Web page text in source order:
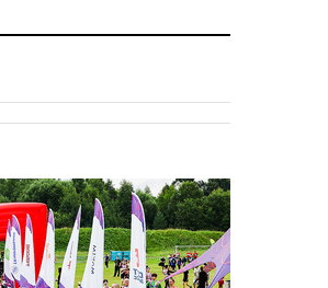
Slovnaft
вчера, 16:35Мельникова и
еще шесть гимнастов сборной
России не получили визы на
ЧЕ